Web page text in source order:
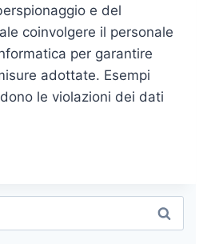
e del
coinvolgere il personale
per garantire
adottate. Esempi
le violazioni dei dati